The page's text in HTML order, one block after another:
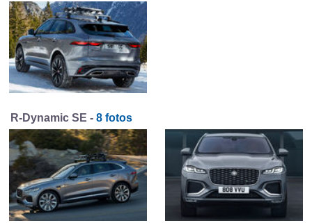
R-Dynamic SE - 8 fotos